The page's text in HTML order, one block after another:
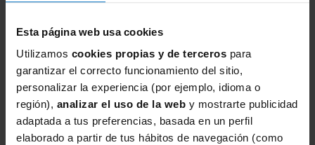
Esta página web usa cookies
Utilizamos cookies propias y de terceros para
garantizar el correcto funcionamiento del sitio,
personalizar la experiencia (por ejemplo, idioma o
región), analizar el uso de la web y mostrarte publicidad
adaptada a tus preferencias, basada en un perfil
elaborado a partir de tus hábitos de navegación (como
BEACHLIFE
Parte de arriba bikini Beachlife Vintage Vacation Luna
con foam 870106
49,00 € 29,40 €